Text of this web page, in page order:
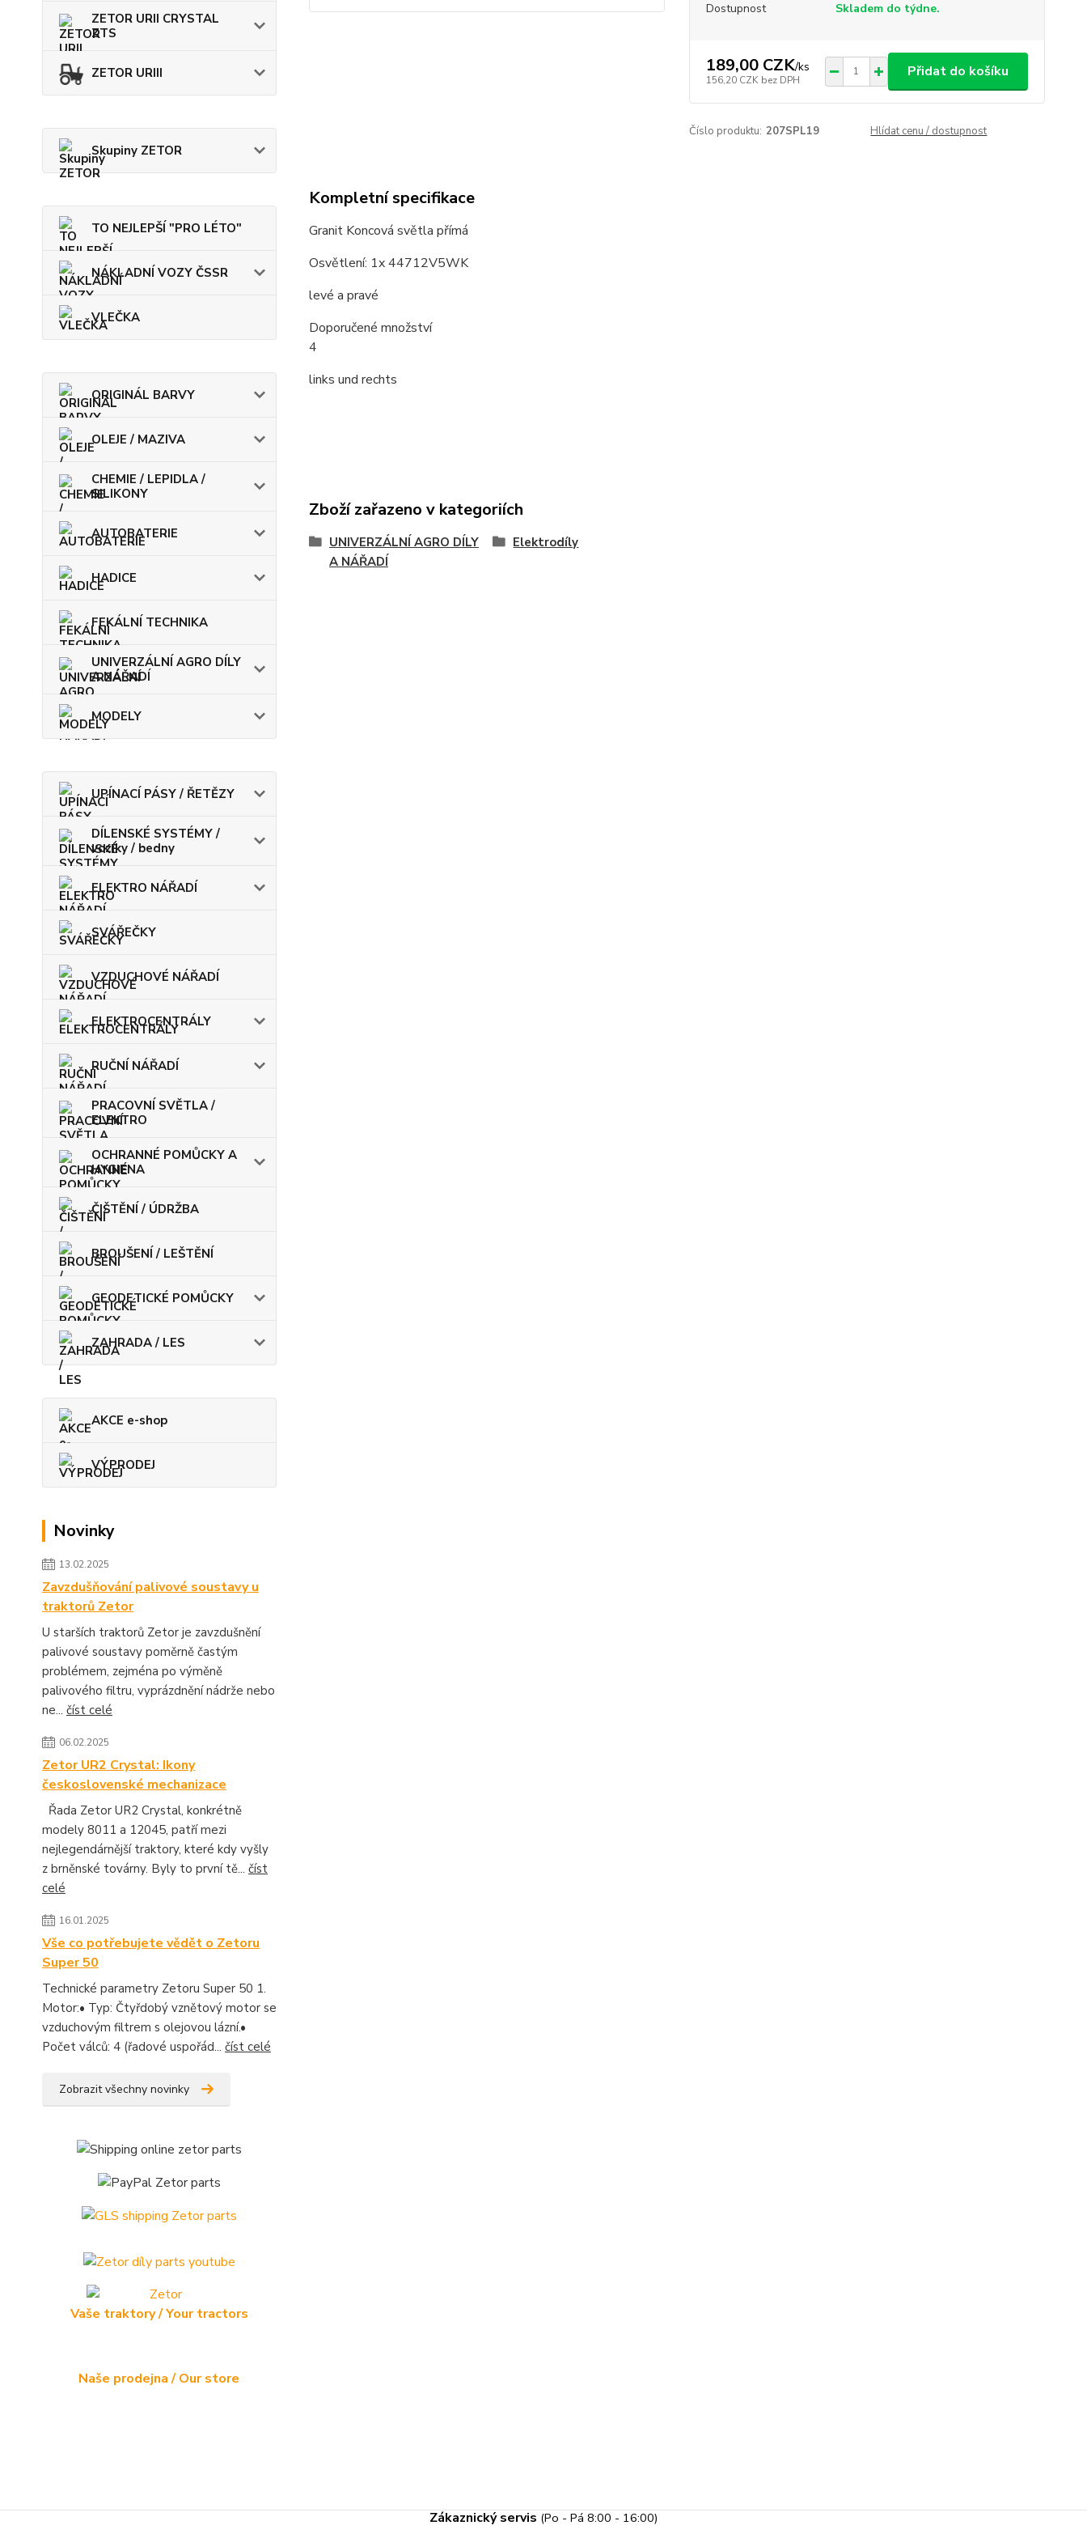
ZETOR URII CRYSTAL
ZTS
ZETOR URIII
Skupiny ZETOR
TO NEJLEPŠÍ "PRO LÉTO"
NÁKLADNÍ VOZY ČSSR
VLEČKA
ORIGINÁL BARVY
OLEJE / MAZIVA
CHEMIE / LEPIDLA /
SILIKONY
AUTOBATERIE
HADICE
FEKÁLNÍ TECHNIKA
UNIVERZÁLNÍ AGRO DÍLY
A NÁŘADÍ
MODELY
UPÍNACÍ PÁSY / ŘETĚZY
DÍLENSKÉ SYSTÉMY /
vozíky / bedny
ELEKTRO NÁŘADÍ
SVÁŘEČKY
VZDUCHOVÉ NÁŘADÍ
ELEKTROCENTRÁLY
RUČNÍ NÁŘADÍ
PRACOVNÍ SVĚTLA /
ELEKTRO
OCHRANNÉ POMŮCKY A
HYGIENA
ČIŠTĚNÍ / ÚDRŽBA
BROUŠENÍ / LEŠTĚNÍ
GEODETICKÉ POMŮCKY
ZAHRADA / LES
AKCE e-shop
VÝPRODEJ
Novinky
13.02.2025
Zavzdušňování palivové soustavy u
traktorů Zetor
U starších traktorů Zetor je zavzdušnění
palivové soustavy poměrně častým
problémem, zejména po výměně
palivového filtru, vyprázdnění nádrže nebo
ne... číst celé
06.02.2025
Zetor UR2 Crystal: Ikony
československé mechanizace
Řada Zetor UR2 Crystal, konkrétně
modely 8011 a 12045, patří mezi
nejlegendárnější traktory, které kdy vyšly
z brněnské továrny. Byly to první tě... číst
celé
16.01.2025
Vše co potřebujete vědět o Zetoru
Super 50
Technické parametry Zetoru Super 50 1.
Motor:• Typ: Čtyřdobý vznětový motor se
vzduchovým filtrem s olejovou lázní.•
Počet válců: 4 (řadové uspořád... číst celé
Zobrazit všechny novinky
Vaše traktory / Your tractors
Naše prodejna / Our store
Dostupnost Skladem do týdne.
189,00 CZK/ks
156,20 CZK bez DPH
Přidat do košíku
Číslo produktu: 207SPL19 Hlídat cenu / dostupnost
Kompletní specifikace
Granit Koncová světla přímá
Osvětlení: 1x 44712V5WK
levé a pravé
Doporučené množství
4
links und rechts
Zboží zařazeno v kategoriích
UNIVERZÁLNÍ AGRO DÍLY
A NÁŘADÍ
Elektrodíly
Zákaznický servis (Po - Pá 8:00 - 16:00)